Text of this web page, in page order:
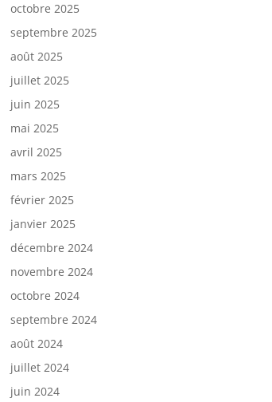
octobre 2025
septembre 2025
août 2025
juillet 2025
juin 2025
mai 2025
avril 2025
mars 2025
février 2025
janvier 2025
décembre 2024
novembre 2024
octobre 2024
septembre 2024
août 2024
juillet 2024
juin 2024